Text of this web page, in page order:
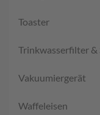
Toaster
Trinkwasserfilter &
Vakuumiergerät
Waffeleisen